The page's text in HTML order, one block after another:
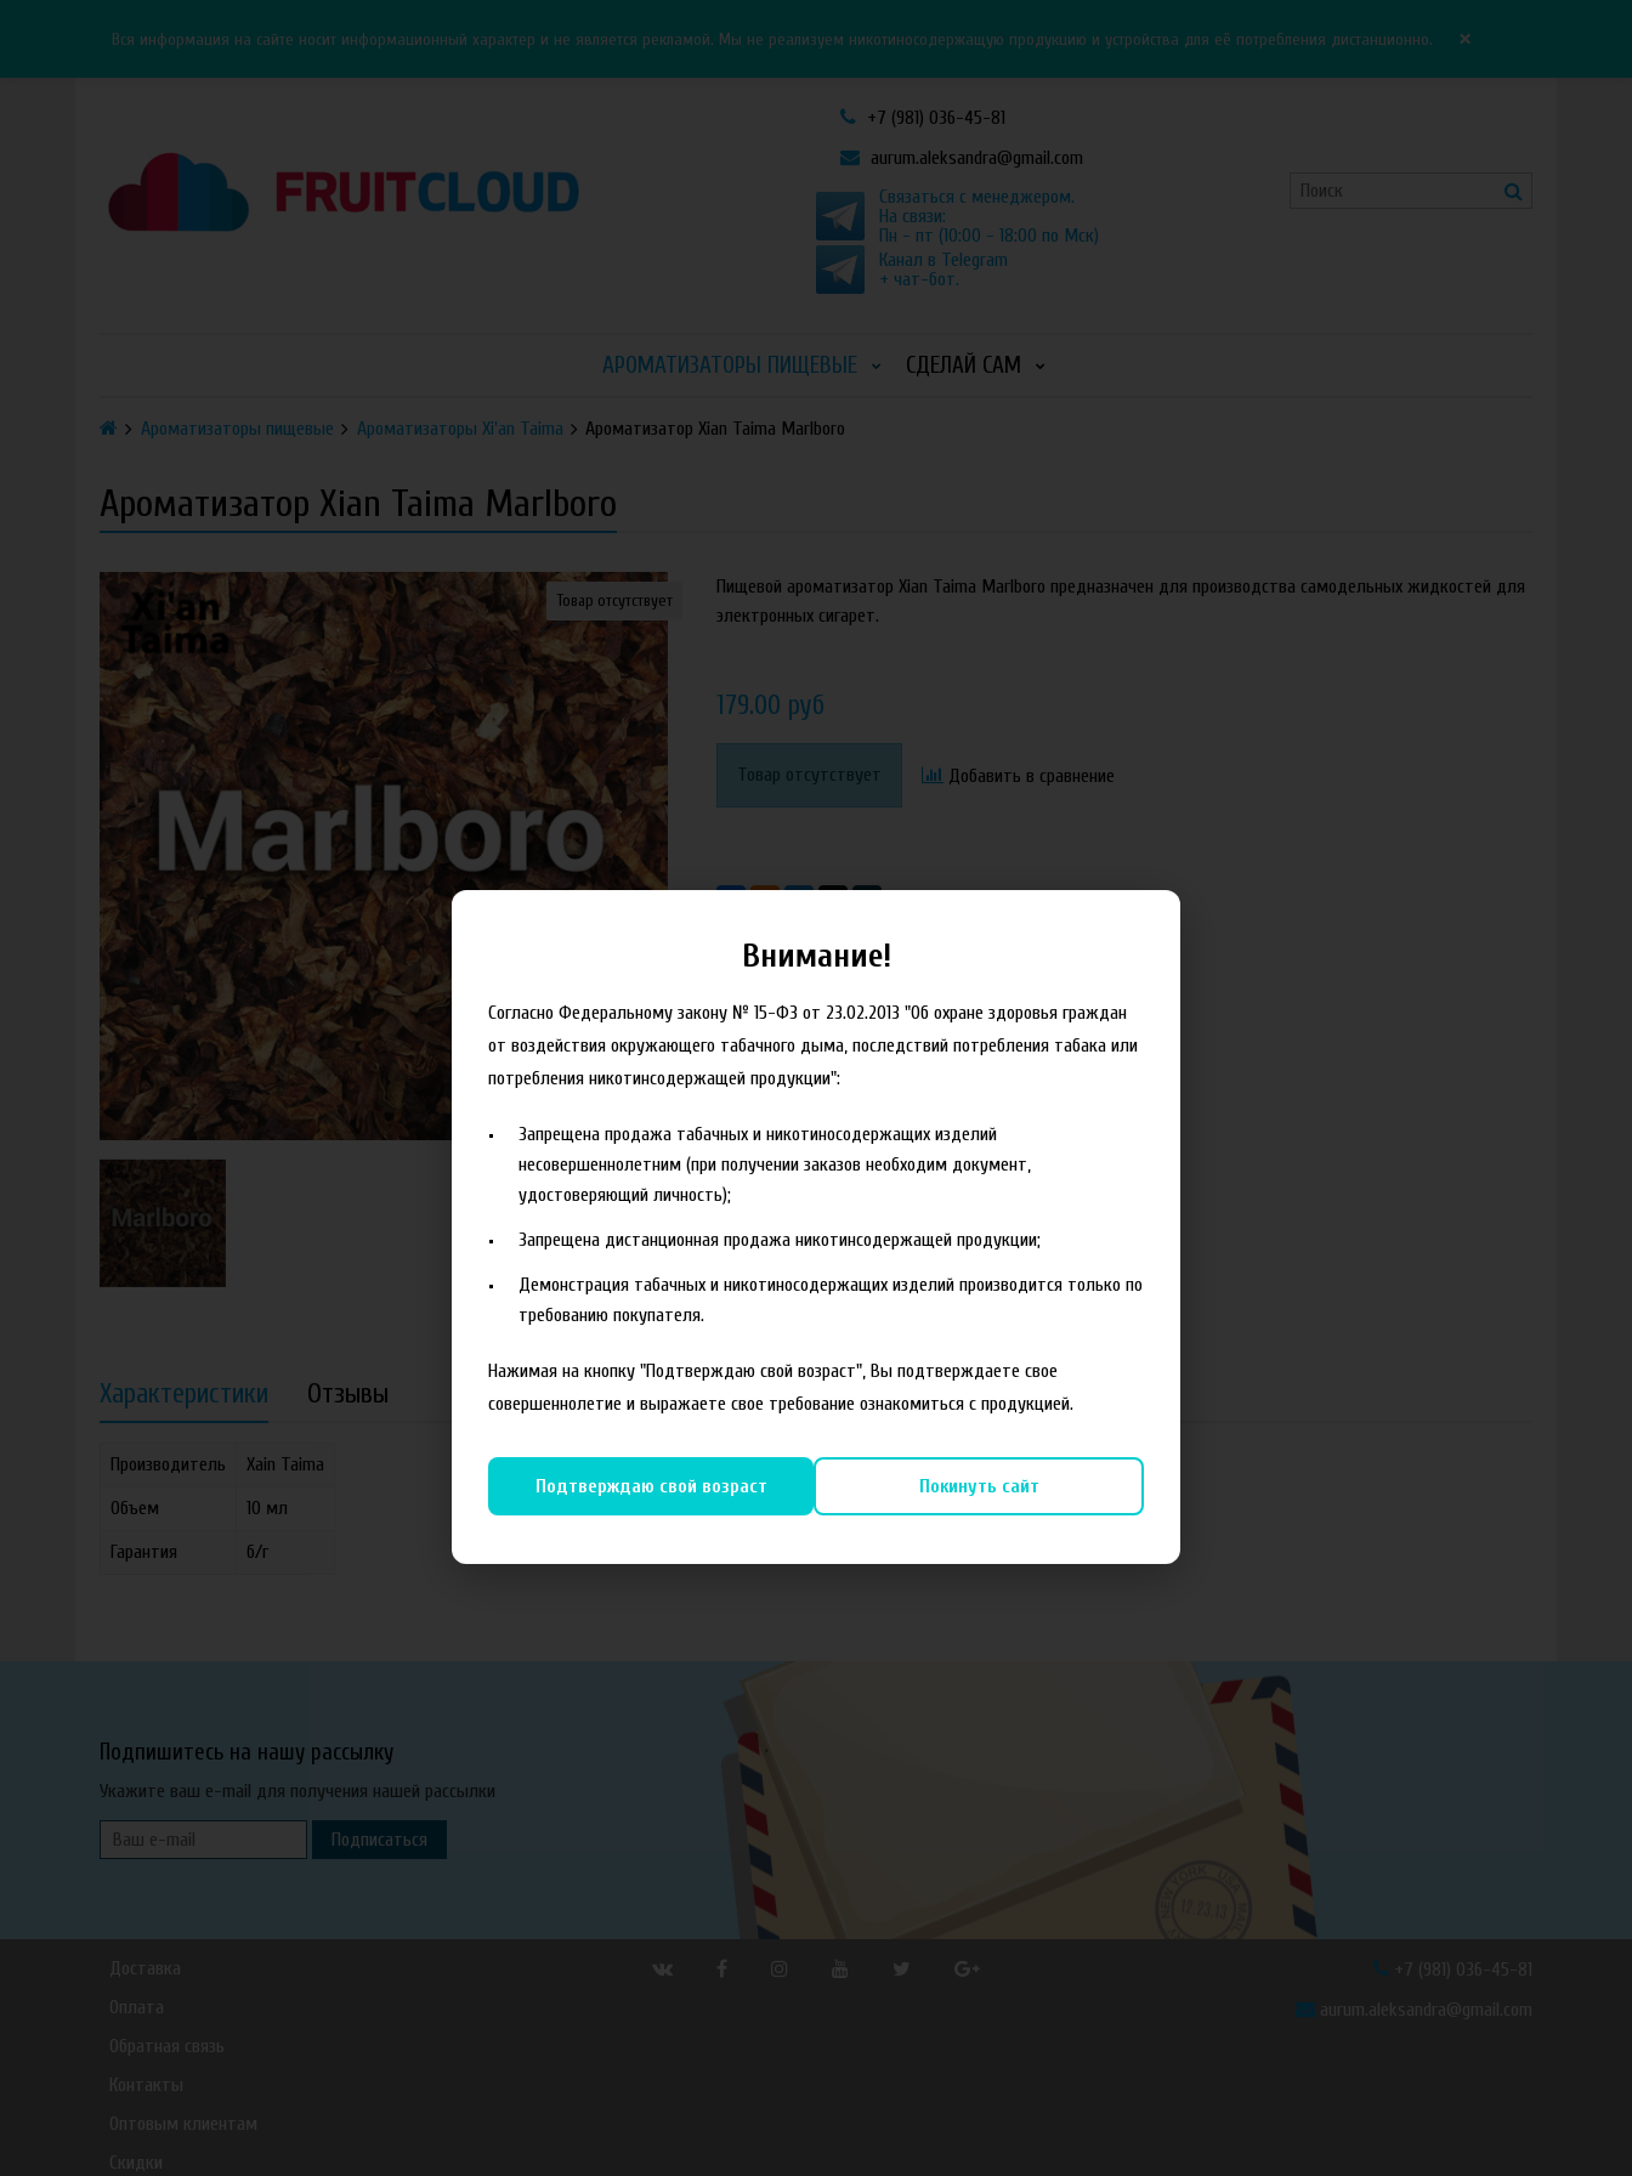
Вся информация на сайте носит информационный характер и не является рекламой. Мы не реализуем никотиносодержащую продукцию и устройства для её потребления дистанционно. ×
+7 (981) 036-45-81
aurum.aleksandra@gmail.com
Связаться с менеджером.
На связи:
Пн - пт (10:00 - 18:00 по Мск)
Канал в Telegram
+ чат-бот.
АРОМАТИЗАТОРЫ ПИЩЕВЫЕ СДЕЛАЙ САМ
Ароматизаторы пищевые Ароматизаторы Xi'an Taima Ароматизатор Xian Taima Marlboro
Ароматизатор Xian Taima Marlboro
Товар отсутствует
Пищевой ароматизатор Xian Taima Marlboro предназначен для производства самодельных жидкостей для
электронных сигарет.
179.00 руб
Товар отсутствует Добавить в сравнение
Характеристики Отзывы
Производитель
Xain Taima
Объем
10 мл
Гарантия
б/г
Подпишитесь на нашу рассылку
Укажите ваш e-mail для получения нашей рассылки
Подписаться
Доставка
Оплата
Обратная связь
Контакты
Оптовым клиентам
Скидки
+7 (981) 036-45-81
aurum.aleksandra@gmail.com
Внимание!
Согласно Федеральному закону № 15-ФЗ от 23.02.2013 "Об охране здоровья граждан
от воздействия окружающего табачного дыма, последствий потребления табака или
потребления никотинсодержащей продукции":
Запрещена продажа табачных и никотиносодержащих изделий
несовершеннолетним (при получении заказов необходим документ,
удостоверяющий личность);
Запрещена дистанционная продажа никотинсодержащей продукции;
Демонстрация табачных и никотиносодержащих изделий производится только по
требованию покупателя.
Нажимая на кнопку "Подтверждаю свой возраст", Вы подтверждаете свое
совершеннолетие и выражаете свое требование ознакомиться с продукцией.
Подтверждаю свой возраст Покинуть сайт